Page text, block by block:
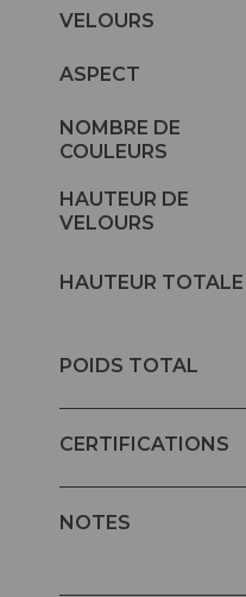
VELOURS
ASPECT
NOMBRE DE
COULEURS
HAUTEUR DE
VELOURS
HAUTEUR TOTALE
POIDS TOTAL
CERTIFICATIONS
NOTES